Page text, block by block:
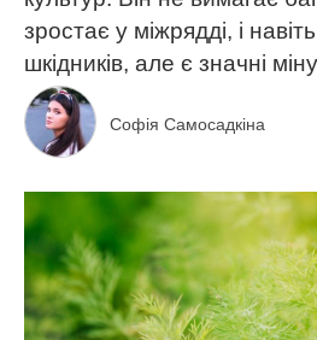
зростає у міжрядді, і
шкідників, але є значні
Софія Самосадкіна